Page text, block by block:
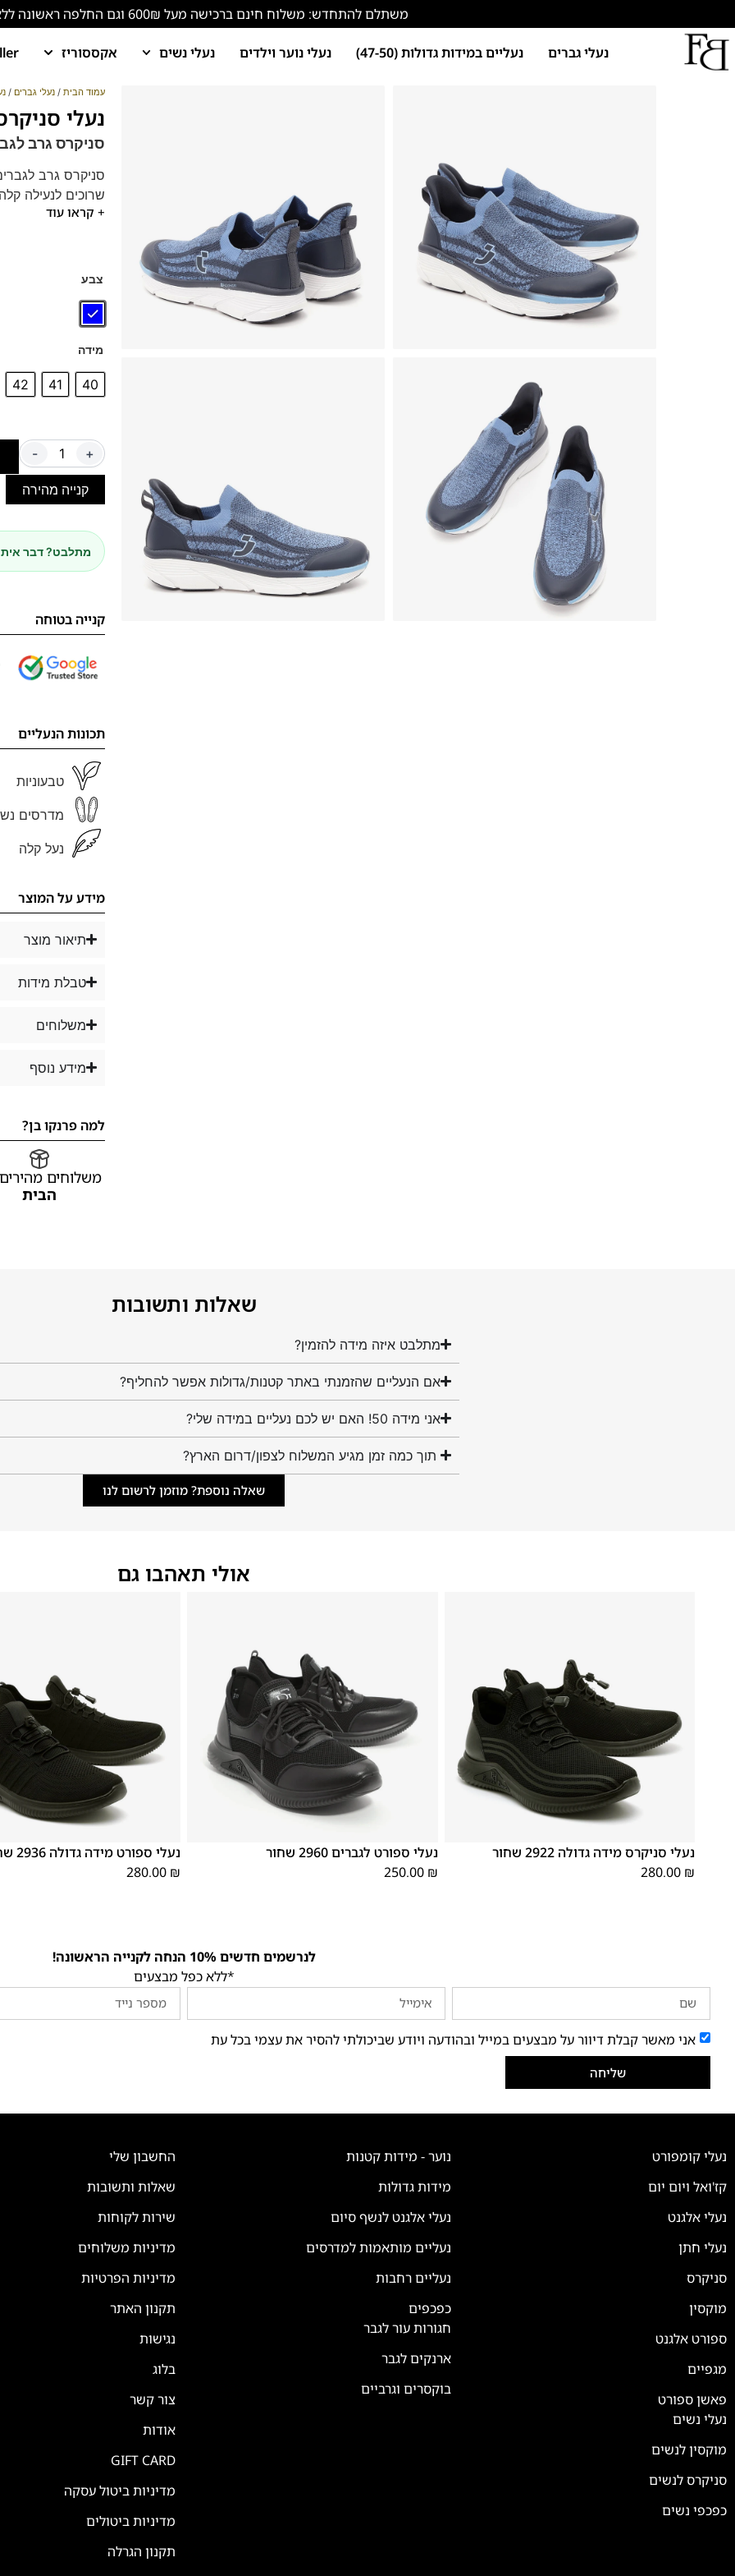
משתלם להתחדש: משלוח חינם ברכישה מעל 600₪ וגם החלפה ראשונה ללא עלות!
נעלי גברים נעליים במידות גדולות (47-50) נעלי נוער וילדים נעלי נשים אקססוריז
עמוד הבית / נעלי גברים /
נעלי סניקרס גרב
סניקרס גרב
סניקרס גרב
שרוכים לנעילה
עם נוחות
+ קראו עוד
צבע
מידה
40
41
42
- +
קנייה מהירה
מתלבט? דבר
קנייה בטוחה
תכונות הנעליים
טבעוניות
מדרסים
נעל קלה
מידע על המוצר
תיאור מוצר
טבלת מידות
משלוחים
מידע נוסף
למה פרנקו בן?
משלוחים
הבית
שאלות ותשובות
מתלבט איזה מידה להזמין?
אם הנעליים שהזמנתי באתר קטנות/גדולות אפשר להחליף?
אני מידה 50! האם יש לכם נעליים במידה שלי?
תוך כמה זמן מגיע המשלוח לצפון/דרום הארץ?
שאלה נוספת? מוזמן לרשום לנו
אולי תאהבו גם
נעלי סניקרס מידה גדולה 2922 שחור
280.00 ₪
נעלי ספורט לגברים 2960 שחור
250.00 ₪
נעלי ספורט מידה גדולה 2936 שחור
280.00 ₪
לנרשמים חדשים 10% הנחה לקנייה הראשונה!
*ללא כפל מבצעים
אני מאשר קבלת דיוור על מבצעים במייל ובהודעה ויודע שביכולתי להסיר את עצמי בכל עת
שליחה
נעלי קומפורט
קז'ואל ויום יום
נעלי אלגנט
נעלי חתן
סניקרס
מוקסין
ספורט אלגנט
מגפיים
פאשן ספורט
נעלי נשים
מוקסין לנשים
סניקרס לנשים
כפכפי נשים
נוער - מידות קטנות
מידות גדולות
נעלי אלגנט לנשף סיום
נעליים מותאמות למדרסים
נעליים רחבות
כפכפים
חגורות עור לגבר
ארנקים לגבר
בוקסרים וגרביים
החשבון שלי
שאלות ותשובות
שירות לקוחות
מדיניות משלוחים
מדיניות הפרטיות
תקנון האתר
נגישות
בלוג
צור קשר
אודות
GIFT CARD
מדיניות ביטול עסקה
מדיניות ביטולים
תקנון הגרלה
💬